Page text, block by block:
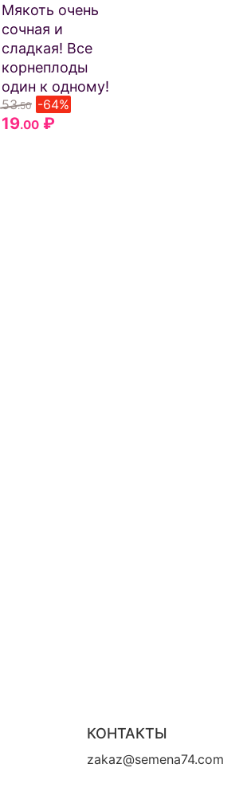
Мякоть очень
сочная и
сладкая! Все
корнеплоды
один к одному!
53.50 -64%
19.00₽
КОНТАКТЫ
zakaz@semena74.com